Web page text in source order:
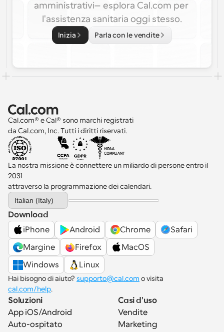
amministrativi—esplora Cal.com per
l'assistenza sanitaria oggi stesso.
Inizia Parla con le vendite
Cal.com® e Cal® sono marchi registrati
da Cal.com, Inc. Tutti i diritti riservati.
La nostra missione è connettere un miliardo di persone entro il
2031
attraverso la programmazione dei calendari.
Select Language
Italian (Italy)
Download
iPhone
Android Chrome
Safari
Margine
Firefox
MacOS
Windows
Linux
Hai bisogno di aiuto? supporto@cal.com
cal.com/help.
Soluzioni
App iOS/Android
Auto-ospitato
Casi d'uso
Vendite
Marketing